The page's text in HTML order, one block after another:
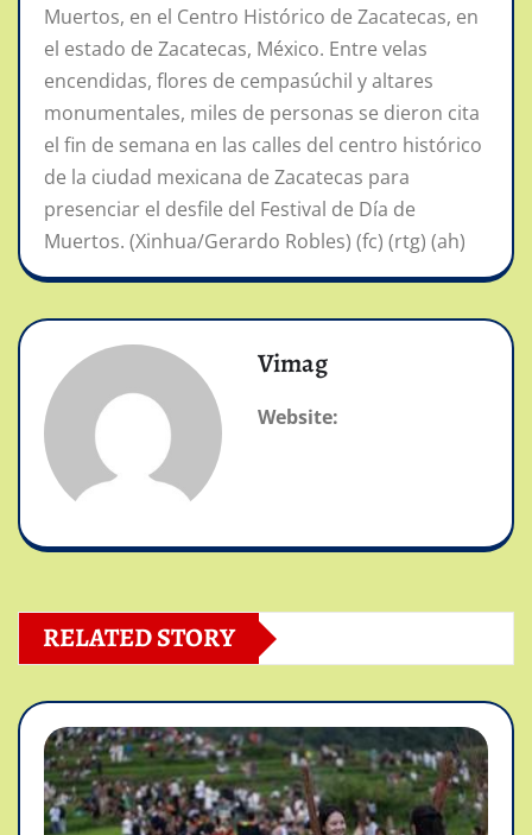
Muertos, en el Centro Histórico de Zacatecas, en
el estado de Zacatecas, México. Entre velas
encendidas, flores de cempasúchil y altares
monumentales, miles de personas se dieron cita
el fin de semana en las calles del centro histórico
de la ciudad mexicana de Zacatecas para
presenciar el desfile del Festival de Día de
Muertos. (Xinhua/Gerardo Robles) (fc) (rtg) (ah)
Vimag
Website:
RELATED STORY